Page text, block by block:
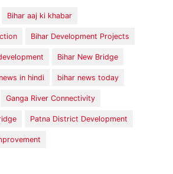
Bihar aaj ki khabar
Bihar Development Projects
Bihar New Bridge
in hindi bihar news today
Ganga River Connectivity
Patna District Development